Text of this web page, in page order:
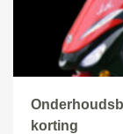
korting